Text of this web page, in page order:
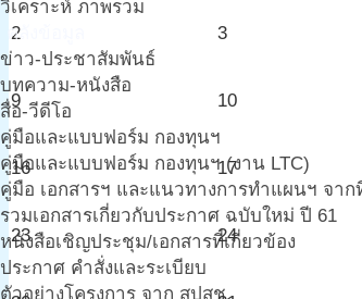
วิเคราะห์ ภาพรวม
คลังข้อมูล
ข่าว-ประชาสัมพันธ์
บทความ-หนังสือ
สื่อ-วีดีโอ
คู่มือและแบบฟอร์ม กองทุนฯ
คู่มือและแบบฟอร์ม กองทุนฯ (งาน LTC)
คู่มือ เอกสารฯ และแนวทางการทำแผนฯ จา
รวมเอกสารเกี่ยวกับประกาศ ฉบับใหม่ ปี 61
หนังสือเชิญประชุม/เอกสารที่เกี่ยวข้อง
ประกาศ คำสั่งและระเบียบ
ตัวอย่างโครงการ จาก สปสช.
2 3
9 10
16 17
23 24